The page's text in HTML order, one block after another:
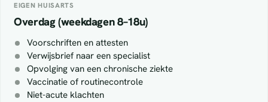
EIGEN HUISARTS
Overdag (weekdagen 8–18u)
Voorschriften en attesten
Verwijsbrief naar een specialist
Opvolging van een chronische ziekte
Vaccinatie of routinecontrole
Niet-acute klachten